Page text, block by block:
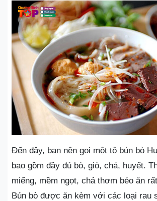
Đến đây, bạn nên gọi một tô bún bò
bao gồm đầy đủ bò, giò, chả, huyết.
miếng, mềm ngọt, chả thơm béo ăn
Bún bò được ăn kèm với các loại rau